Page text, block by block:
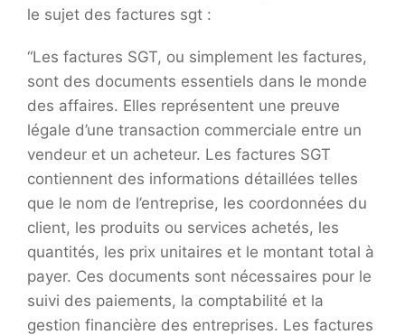
le sujet des factures sgt :
“Les factures SGT, ou simplement les factures,
sont des documents essentiels dans le monde
des affaires. Elles représentent une preuve
légale d’une transaction commerciale entre un
vendeur et un acheteur. Les factures SGT
contiennent des informations détaillées telles
que le nom de l’entreprise, les coordonnées du
client, les produits ou services achetés, les
quantités, les prix unitaires et le montant total à
payer. Ces documents sont nécessaires pour le
suivi des paiements, la comptabilité et la
gestion financière des entreprises. Les factures